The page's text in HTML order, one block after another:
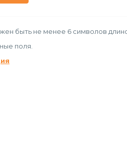
быть не менее 6 символов
поля.